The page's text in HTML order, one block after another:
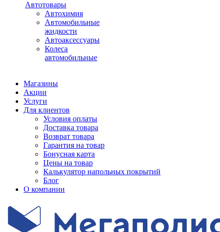
Автотовары
Автохимия
Автомобильные
жидкости
Автоаксессуары
Колеса
автомобильные
Магазины
Акции
Услуги
Для клиентов
Условия оплаты
Доставка товара
Возврат товара
Гарантия на товар
Бонусная карта
Цены на товар
Калькулятор напольных покрытий
Блог
О компании